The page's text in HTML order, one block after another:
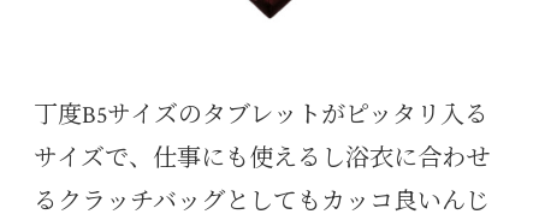
丁度B5サイズのタブレットがピッタリ入る
サイズで、仕事にも使えるし浴衣に合わせ
るクラッチバッグとしてもカッコ良いんじ